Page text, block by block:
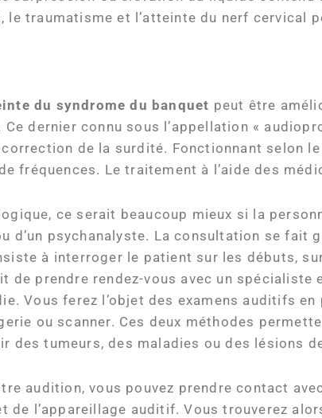
le traumatisme et l’atteinte du nerf cervical
du syndrome du banquet peut être
Ce dernier connu sous l’appellation «
de la surdité. Fonctionnant selon
fréquences. Le traitement à l’aide des
ce serait beaucoup mieux si la
d’un psychanalyste. La consultation se fait
à interroger le patient sur les débuts,
de prendre rendez-vous avec un spécialiste
Vous ferez l’objet des examens auditifs en
ou scanner. Ces deux méthodes
des tumeurs, des maladies ou des lésions
audition, vous pouvez prendre contact
l’appareillage auditif. Vous trouverez